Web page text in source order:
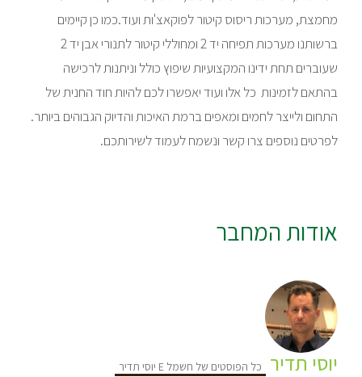
מחמצת, מערכות ריסוס קיטור לפוקאצ'ות ועוד.כמו כן קיימים
ברשותנו מערכות תפיחה יד 2 ומחוללי קיטור לתנורי אבן יד 2
שעוברים תחת ידינו המקצועיות שיפוץ כולל וניתנות לרכישה
בהתאם לזמינות כל אלו ועוד יאפשרו לכם להיות חוד החנית של
התחום ולייצר לחמים ומאפים ברמת האיכות והדיוק הגבוהים ביותר.
לפרטים נוספים צרו קשר ונשמח לעמוד לשירותכם.
אודות המחבר
יוסי תדיר כל הפוסטים של חשמל E יוסי תדיר